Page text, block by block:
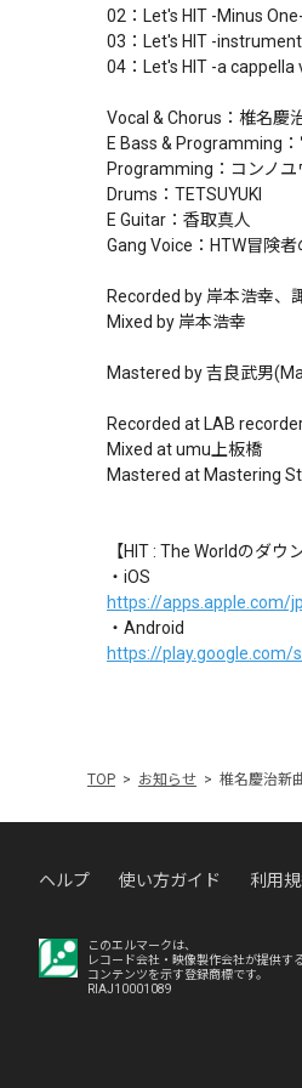
02：Let's HIT -Minus
03：Let's HIT -
04：Let's HIT -a
Vocal & Chorus：椎名慶
E Bass & Programming
Programming：コンノユ
Drums：TETSUYUKI
E Guitar：香取真人
Gang Voice：HTW冒険
Recorded by 岸本浩幸、
Mixed by 岸本浩幸
Mastered by 吉良武男
Recorded at LAB
Mixed at umu上板橋
Mastered at Mastering
【HIT : The Worldのダウ
・iOS
https://apps.apple.com/
・Android
https://play.google.com/
TOP お知らせ 椎名慶治新
ヘルプ 使い方ガイド 利用
このエルマークは、
レコード会社・映像製作会社が提供す
コンテンツを示す登録商標です。
RIAJ10001089